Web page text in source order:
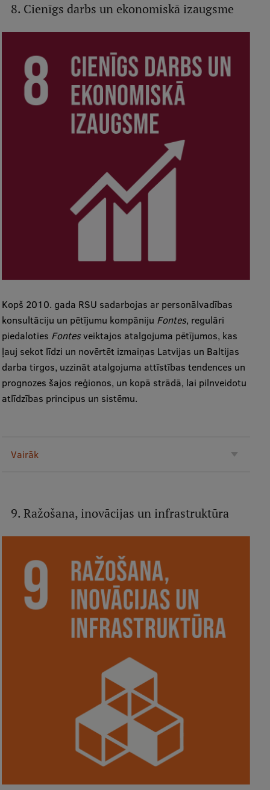
8. Cienīgs darbs un ekonomiskā izaugsme
Kopš 2010. gada RSU sadarbojas ar personālvadības
konsultāciju un pētījumu kompāniju Fontes, regulāri
piedaloties Fontesveiktajos atalgojuma pētījumos, kas
ļauj sekot līdzi un novērtēt izmaiņas Latvijas un Baltijas
darba tirgos, uzzināt atalgojuma attīstības tendences un
prognozes šajos reģionos, un kopā strādā, lai pilnveidotu
atlīdzības principus un sistēmu.
Vairāk
9. Ražošana, inovācijas un infrastruktūra